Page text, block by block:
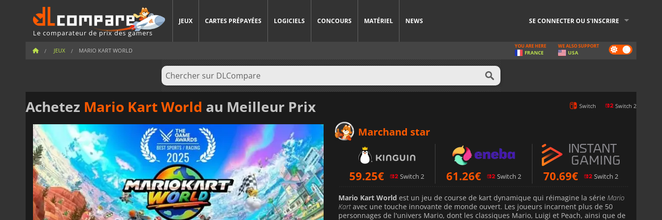
Le comparateur de prix des gamers
JEUX CARTES PRÉPAYÉES LOGICIELS CONCOURS MATÉRIEL NEWS SE CONNECTER OU S'INSCRIRE
JEUX MARIO KART WORLD Dark
mode
YOU ARE HERE
FRANCE
WE ALSO SUPPORT
USA
Achetez Mario Kart World au Meilleur Prix Switch Switch 2
Marchand star
59.25€ Switch 2 61.26€ Switch 2 70.69€ Switch 2
Mario Kart World est un jeu de course de kart dynamique qui réimagine la série Mario
Kartavec une touche innovante de monde ouvert. Les joueurs incarnent plus de 50
personnages de l'univers Mario, dont les classiques Mario, Luigi et Peach, ainsi que de